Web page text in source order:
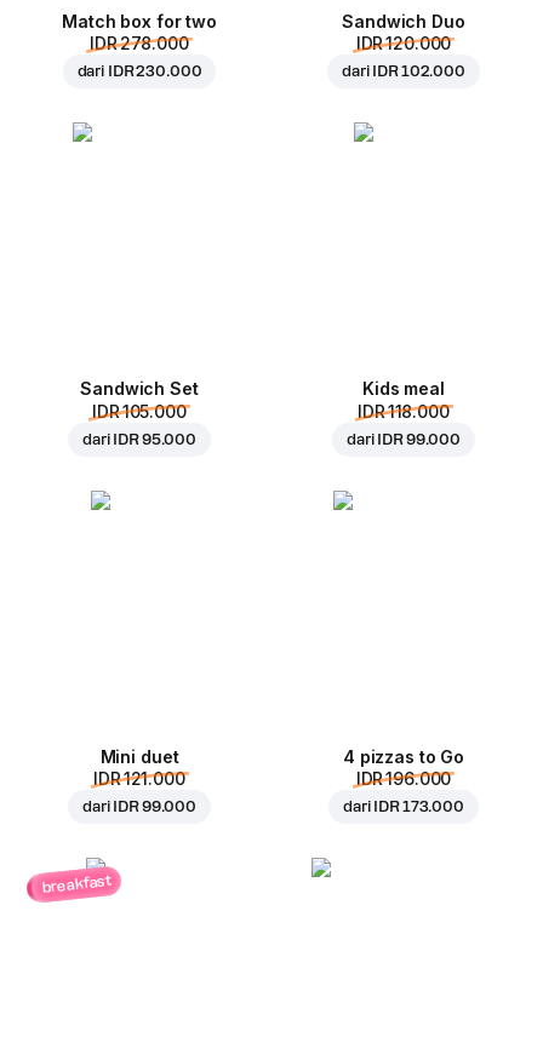
Match box for two
IDR 278.000
dari IDR 230.000
Sandwich Duo
IDR 120.000
dari IDR 102.000
Sandwich Set
IDR 105.000
dari IDR 95.000
Kids meal
IDR 118.000
dari IDR 99.000
Mini duet
IDR 121.000
dari IDR 99.000
4 pizzas to Go
IDR 196.000
dari IDR 173.000
breakfast